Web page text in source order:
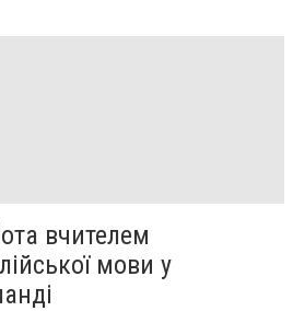
вчителем
мови у